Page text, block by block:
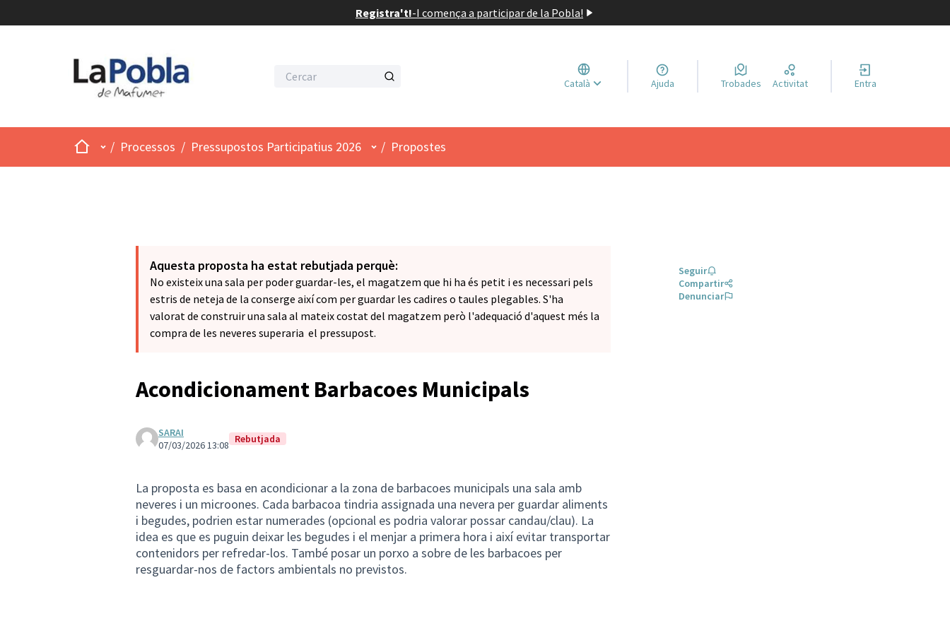
Registra't!-I comença a participar de la Pobla!
Català
Triar la llengua
Elegir el idioma
Ajuda Trobades Activitat Entra
Inici Menú principal
/ Processos / Pressupostos Participatius 2026 Menú d'usuari
/ Propostes
Aquesta proposta ha estat rebutjada perquè:
No existeix una sala per poder guardar-les, el magatzem que hi ha és petit i es necessari pels
estris de neteja de la conserge així com per guardar les cadires o taules plegables. S'ha
valorat de construir una sala al mateix costat del magatzem però l'adequació d'aquest més la
compra de les neveres superaria el pressupost.
Acondicionament Barbacoes Municipals
SARAI
07/03/2026 13:08 Rebutjada
La proposta es basa en acondicionar a la zona de barbacoes municipals una sala amb
neveres i un microones. Cada barbacoa tindria assignada una nevera per guardar aliments
i begudes, podrien estar numerades (opcional es podria valorar possar candau/clau). La
idea es que es puguin deixar les begudes i el menjar a primera hora i així evitar transportar
contenidors per refredar-los. També posar un porxo a sobre de les barbacoes per
resguardar-nos de factors ambientals no previstos.
Seguir
Compartir
Denunciar